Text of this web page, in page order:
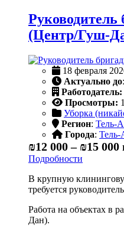
(Центр/Гуш-
18 февраля
Актуально до
Работодатель:
Просмотры:
Уборка
Регион: Тель-
Города: Тель-
₪12 000– ₪15 000
Подробности
В крупную
требуется
Работа на объектах в
Дан).